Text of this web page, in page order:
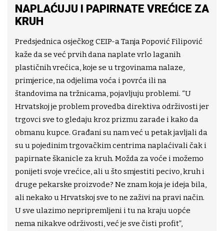
NAPLAĆUJU I PAPIRNATE VREĆICE ZA
KRUH
Predsjednica osječkog CEIP-a Tanja Popović Filipović
kaže da se već prvih dana naplate vrlo laganih
plastičnih vrećica, koje se u trgovinama nalaze,
primjerice, na odjelima voća i povrća ili na
štandovima na tržnicama, pojavljuju problemi. “U
Hrvatskoj je problem provedba direktiva održivosti jer
trgovci sve to gledaju kroz prizmu zarade i kako da
obmanu kupce. Građani su nam već u petak javljali da
su u pojedinim trgovačkim centrima naplaćivali čak i
papirnate škanicle za kruh. Možda za voće i možemo
ponijeti svoje vrećice, ali u što smjestiti pecivo, kruh i
druge pekarske proizvode? Ne znam koja je ideja bila,
ali nekako u Hrvatskoj sve to ne zaživi na pravi način.
U sve ulazimo nepripremljeni i tu na kraju uopće
nema nikakve održivosti, već je sve čisti profit”,